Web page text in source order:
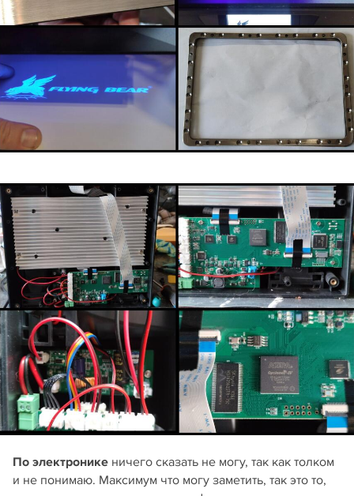
По электронике ничего сказать не могу, так как толком
и не понимаю. Максимум что могу заметить, так это то,